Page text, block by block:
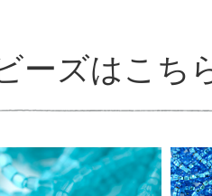
ーズはこち